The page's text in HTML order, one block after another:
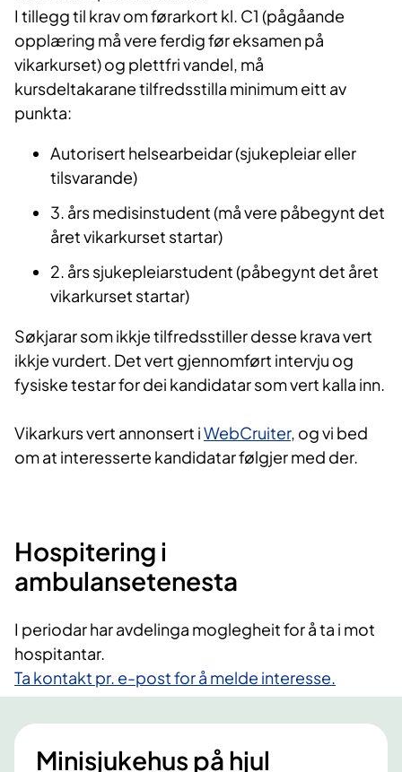
I tillegg til krav om førarkort kl. C1 (pågåande
opplæring må vere ferdig før eksamen på
vikarkurset) og plettfri vandel, må
kursdeltakarane tilfredsstilla minimum eitt av
punkta:
Autorisert helsearbeidar (sjukepleiar eller
tilsvarande)
3. års medisinstudent (må vere påbegynt det
året vikarkurset startar)
2. års sjukepleiarstudent (påbegynt det året
vikarkurset startar)
Søkjarar som ikkje tilfredsstiller desse krava vert
ikkje vurdert. Det vert gjennomført intervju og
fysiske testar for dei kandidatar som vert kalla inn.
Vikarkurs vert annonsert iWebCruiter, og vi bed
om at interesserte kandidatar følgjer med der.
Hospitering i
ambulansetenesta
I periodar har avdelinga moglegheit for å ta i mot
hospitantar.
Ta kontakt pr. e-post for å melde interesse.
Minisjukehus på hjul